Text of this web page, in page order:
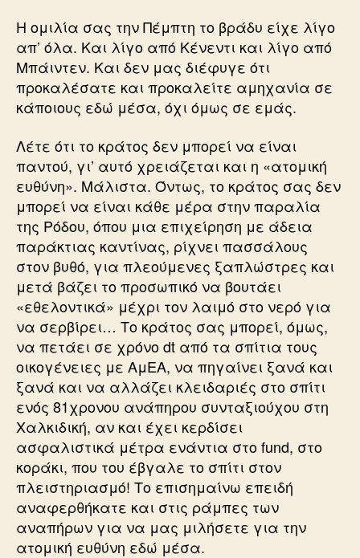
Η ομιλία σας την Πέμπτη το βράδυ είχε λίγο
απ’ όλα. Και λίγο από Κένεντι και λίγο από
Μπάιντεν. Και δεν μας διέφυγε ότι
προκαλέσατε και προκαλείτε αμηχανία σε
κάποιους εδώ μέσα, όχι όμως σε εμάς.
Λέτε ότι το κράτος δεν μπορεί να είναι
παντού, γι’ αυτό χρειάζεται και η «ατομική
ευθύνη». Μάλιστα. Όντως, το κράτος σας δεν
μπορεί να είναι κάθε μέρα στην παραλία
της Ρόδου, όπου μια επιχείρηση με άδεια
παράκτιας καντίνας, ρίχνει πασσάλους
στον βυθό, για πλεούμενες ξαπλώστρες και
μετά βάζει το προσωπικό να βουτάει
«εθελοντικά» μέχρι τον λαιμό στο νερό για
να σερβίρει… Το κράτος σας μπορεί, όμως,
να πετάει σε χρόνο dt από τα σπίτια τους
οικογένειες με ΑμΕΑ, να πηγαίνει ξανά και
ξανά και να αλλάζει κλειδαριές στο σπίτι
ενός 81χρονου ανάπηρου συνταξιούχου στη
Χαλκιδική, αν και έχει κερδίσει
ασφαλιστικά μέτρα ενάντια στο fund, στο
κοράκι, που του έβγαλε το σπίτι στον
πλειστηριασμό! Το επισημαίνω επειδή
αναφερθήκατε και στις ράμπες των
αναπήρων για να μας μιλήσετε για την
ατομική ευθύνη εδώ μέσα.